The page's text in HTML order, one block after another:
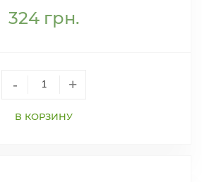
324 грн.
- +
В КОРЗИНУ